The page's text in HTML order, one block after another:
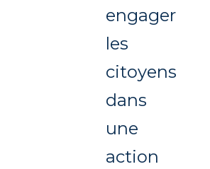
engager
les
citoyens
dans
une
action